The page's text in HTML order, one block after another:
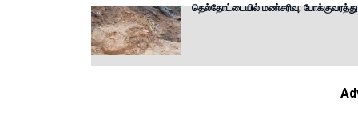
தெல்தோட்டையில் மண்சரிவு; போக்குவரத்து